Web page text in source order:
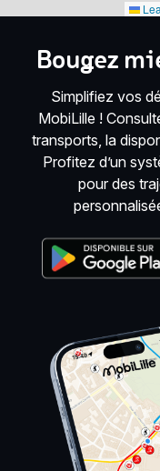
Bougez
Simplifiez vos
MobiLille !
transports, la
Profitez d’un
pour des